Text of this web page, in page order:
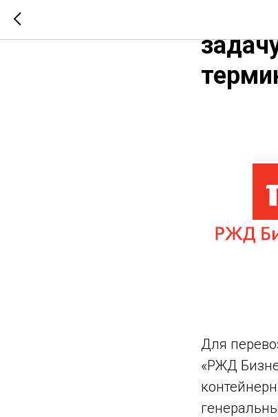
Для
«РЖД